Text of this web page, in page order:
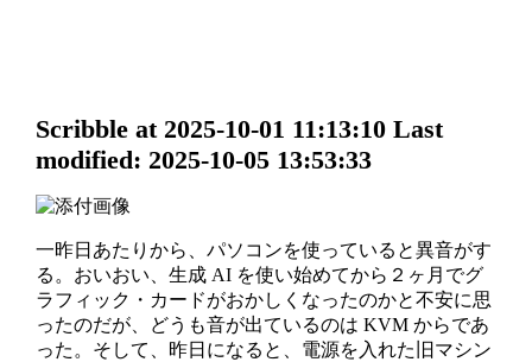
Scribble at 2025-10-01 11:13:10 Last
modified: 2025-10-05 13:53:33
一昨日あたりから、パソコンを使っていると異音がす
る。おいおい、生成 AI を使い始めてから２ヶ月でグ
ラフィック・カードがおかしくなったのかと不安に思
ったのだが、どうも音が出ているのは KVM からであ
った。そして、昨日になると、電源を入れた旧マシン